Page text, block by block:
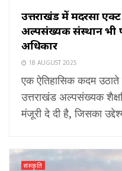
उत्तराखंड में मदरसा
अल्पसंख्यक संस्थान भी
अधिकार
18 AUGUST 2025
एक ऐतिहासिक कदम
उत्तराखंड अल्पसंख्यक
मंजूरी दे दी है, जिसका
संस्कृति